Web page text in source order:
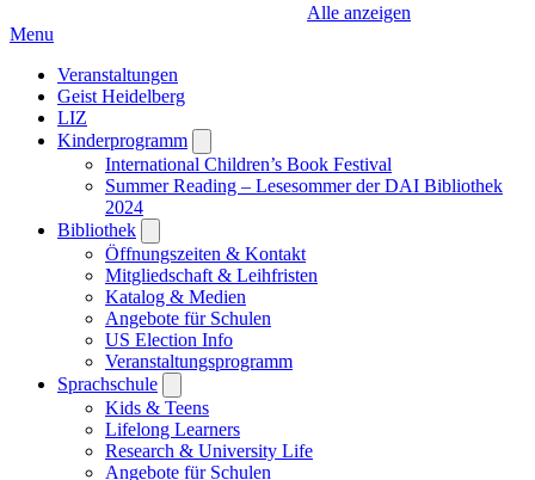
Alle anzeigen
Menu
Veranstaltungen
Geist Heidelberg
LIZ
Kinderprogramm
submenu
International Children’s Book Festival
Summer Reading – Lesesommer der DAI Bibliothek
2024
Bibliothek
submenu
Öffnungszeiten & Kontakt
Mitgliedschaft & Leihfristen
Katalog & Medien
Angebote für Schulen
US Election Info
Veranstaltungsprogramm
Sprachschule
submenu
Kids & Teens
Lifelong Learners
Research & University Life
Angebote für Schulen